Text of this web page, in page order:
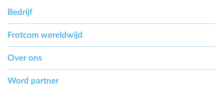
Bedrijf
Frotcom wereldwijd
Over ons
Word partner